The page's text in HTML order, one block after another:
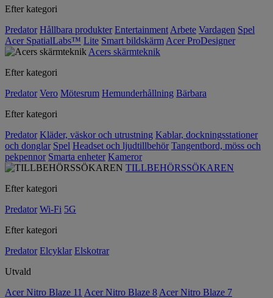
Efter kategori
Predator Hållbara produkter Entertainment Arbete Vardagen Spel
Acer SpatialLabs™ Lite Smart bildskärm Acer ProDesigner
Acers skärmteknik
Efter kategori
Predator Vero Mötesrum Hemunderhållning Bärbara
Efter kategori
Predator Kläder, väskor och utrustning Kablar, dockningsstationer
och donglar Spel Headset och ljudtillbehör Tangentbord, möss och
pekpennor Smarta enheter Kameror
TILLBEHÖRSSÖKAREN
Efter kategori
Predator Wi-Fi 5G
Efter kategori
Predator Elcyklar Elskotrar
Utvald
Acer Nitro Blaze 11 Acer Nitro Blaze 8 Acer Nitro Blaze 7